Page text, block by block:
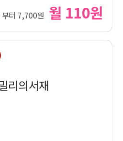
부터 7,700원 월 110원
리의서재